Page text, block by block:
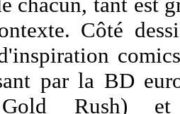
Côté
par la BD
Rush) et